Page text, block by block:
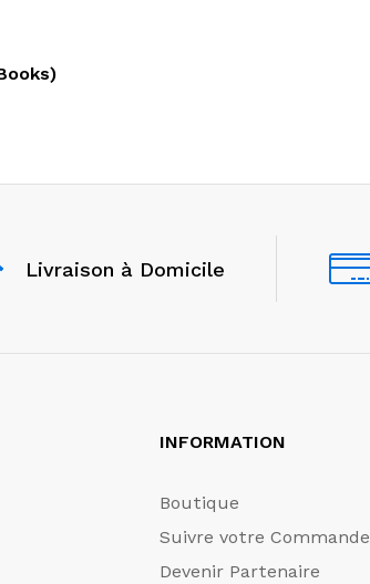
Livraison à Domicile
INFORMATION
Boutique
Suivre votre Commande
Devenir Partenaire